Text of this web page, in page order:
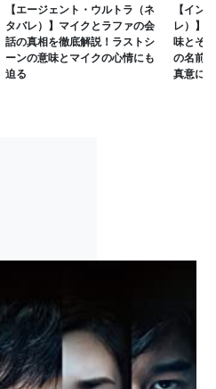
【エージェント・ウルトラ（ネ
タバレ）】マイクとラファの会
話の真相を徹底解説！ラストシ
ーンの意味とマイクの心情にも
迫る
【イン
レ）】
味とそ
の名前
真意に